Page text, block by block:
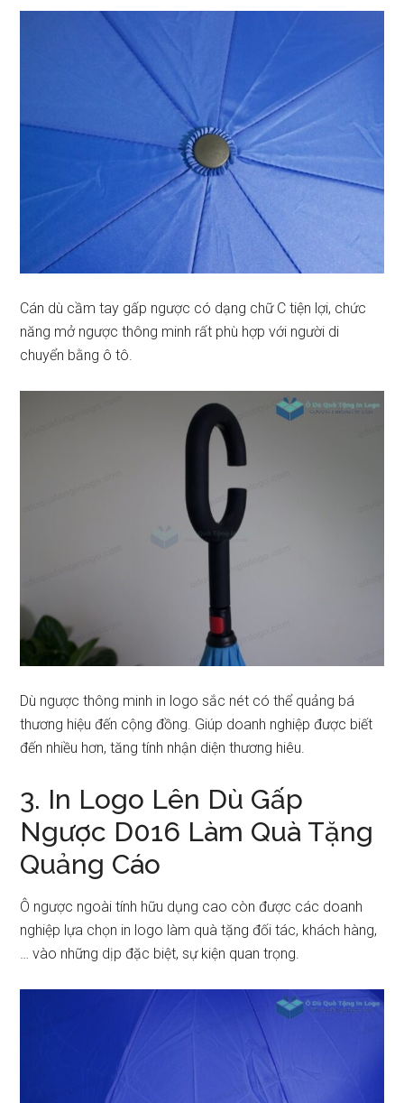
Cán dù cầm tay gấp ngược có dạng chữ C tiện lợi, chức
năng mở ngược thông minh rất phù hợp với người di
chuyển bằng ô tô.
Dù ngược thông minh in logo sắc nét có thể quảng bá
thương hiệu đến cộng đồng. Giúp doanh nghiệp được biết
đến nhiều hơn, tăng tính nhận diện thương hiêu.
3. In Logo Lên Dù Gấp
Ngược D016 Làm Quà Tặng
Quảng Cáo
Ô ngược ngoài tính hữu dụng cao còn được các doanh
nghiệp lựa chọn in logo làm quà tặng đối tác, khách hàng,
… vào những dịp đặc biệt, sự kiện quan trọng.